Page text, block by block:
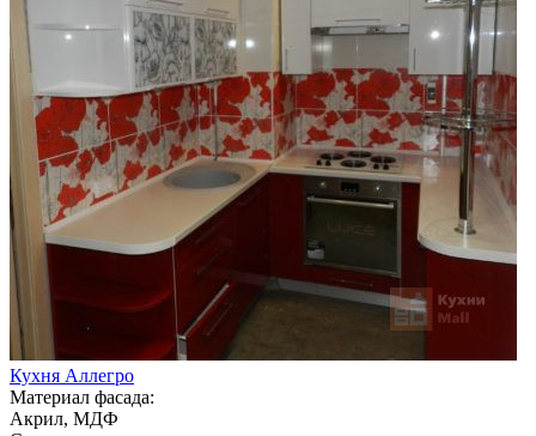
Кухня Аллегро
Материал фасада:
Акрил, МДФ